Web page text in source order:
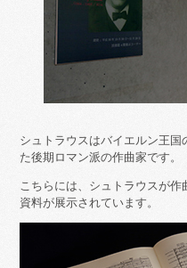
シュトラウスはバイエルン王
た後期ロマン派の作曲家です。
こちらには、シュトラウスが
資料が展示されています。